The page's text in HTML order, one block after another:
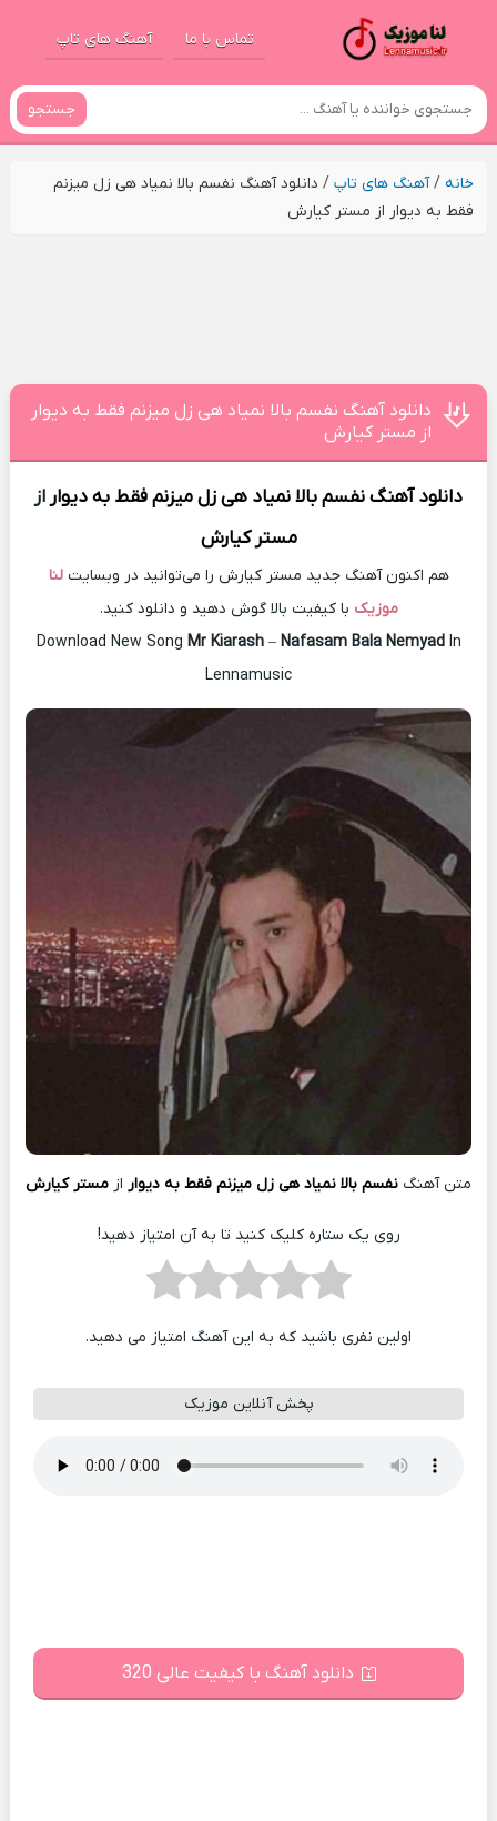
تماس با ما آهنگ های تاپ
جستجو
خانه/آهنگ های تاپ/ دانلود آهنگ نفسم بالا نمیاد هی زل میزنم
فقط به دیوار از مستر کیارش
دانلود آهنگ نفسم بالا نمیاد هی زل میزنم فقط به دیوار
از مستر کیارش
دانلود آهنگنفسم بالا نمیاد هی زل میزنم فقط به دیواراز
مستر کیارش
هم اکنون آهنگ جدید مستر کیارش را می‌توانید در وبسایتلنا
موزیک با کیفیت بالا گوش دهید و دانلود کنید.
Download New Song Mr Kiarash– Nafasam Bala NemyadIn
Lennamusic
متن آهنگ نفسم بالا نمیاد هی زل میزنم فقط به دیوار از مستر کیارش
روی یک ستاره کلیک کنید تا به آن امتیاز دهید!
اولین نفری باشید که به این آهنگ امتیاز می دهید.
پخش آنلاین موزیک
دانلود آهنگ با کیفیت عالی 320